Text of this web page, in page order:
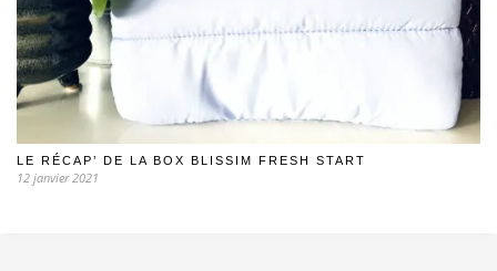
LE RÉCAP’ DE LA BOX BLISSIM FRESH START
12 janvier 2021